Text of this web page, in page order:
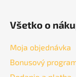
Všetko o
Moja objednávka
Bonusový